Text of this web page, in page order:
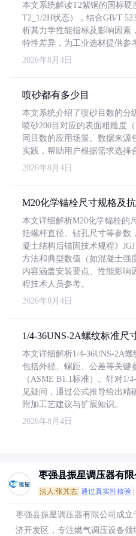
本文系统解读T2紫铜的国标硬
T2_1/2H状态），结合GB/T
析其力学性能指标及影响因素
特性差异，为工业选材提供参
2026年8月4日
喷砂都有多少目
本文系统介绍了喷砂目数的分
喷砂200目对应的表面粗糙度
同目数的应用场景。数据来源
实践，帮助用户根据需求选择
2026年8月4日
M20化学锚栓尺寸规格及
本文详细解析M20化学锚栓的
括螺杆直径、钻孔尺寸等参数
凝土结构后锚固技术规程》
方法和典型数值（如混凝土强
内容涵盖安装要点、性能影响
程技术人员参考。
2026年8月4日
1/4-36UNS-2A螺纹标准尺
本文详细解析1/4-36UNS-2A螺
包括外径、螺距、公差等关键
（ASME B1.1标准）。针对1/
见疑问，通过公式推导给出精
附加工艺建议与扩展知识。
2026年8月4日
枣强县振星调压器有限
法人:张其志 通过真实性核验
枣强县振星调压器有限公司成
济开发区，专注燃气调压设备领